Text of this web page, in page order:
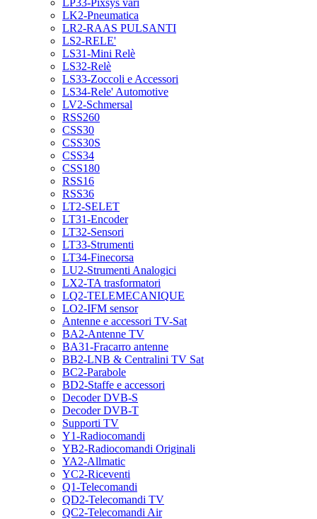
LP33-Pixsys vari
LK2-Pneumatica
LR2-RAAS PULSANTI
LS2-RELE'
LS31-Mini Relè
LS32-Relè
LS33-Zoccoli e Accessori
LS34-Rele' Automotive
LV2-Schmersal
RSS260
CSS30
CSS30S
CSS34
CSS180
RSS16
RSS36
LT2-SELET
LT31-Encoder
LT32-Sensori
LT33-Strumenti
LT34-Finecorsa
LU2-Strumenti Analogici
LX2-TA trasformatori
LQ2-TELEMECANIQUE
LO2-IFM sensor
Antenne e accessori TV-Sat
BA2-Antenne TV
BA31-Fracarro antenne
BB2-LNB & Centralini TV Sat
BC2-Parabole
BD2-Staffe e accessori
Decoder DVB-S
Decoder DVB-T
Supporti TV
Y1-Radiocomandi
YB2-Radiocomandi Originali
YA2-Allmatic
YC2-Riceventi
Q1-Telecomandi
QD2-Telecomandi TV
QC2-Telecomandi Air